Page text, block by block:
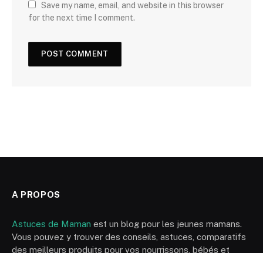
Save my name, email, and website in this browser
for the next time I comment.
A PROPOS
Astuces de Maman est un blog pour les jeunes mamans.
Vous pouvez y trouver des conseils, astuces, comparatifs
des meilleurs produits pour vos nourrissons, bébés et